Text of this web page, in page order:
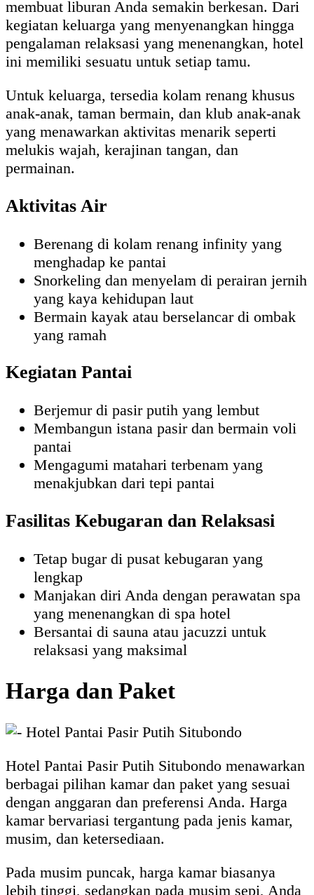
membuat liburan Anda semakin berkesan. Dari
kegiatan keluarga yang menyenangkan hingga
pengalaman relaksasi yang menenangkan, hotel
ini memiliki sesuatu untuk setiap tamu.
Untuk keluarga, tersedia kolam renang khusus
anak-anak, taman bermain, dan klub anak-anak
yang menawarkan aktivitas menarik seperti
melukis wajah, kerajinan tangan, dan
permainan.
Aktivitas Air
Berenang di kolam renang infinity yang
menghadap ke pantai
Snorkeling dan menyelam di perairan jernih
yang kaya kehidupan laut
Bermain kayak atau berselancar di ombak
yang ramah
Kegiatan Pantai
Berjemur di pasir putih yang lembut
Membangun istana pasir dan bermain voli
pantai
Mengagumi matahari terbenam yang
menakjubkan dari tepi pantai
Fasilitas Kebugaran dan Relaksasi
Tetap bugar di pusat kebugaran yang
lengkap
Manjakan diri Anda dengan perawatan spa
yang menenangkan di spa hotel
Bersantai di sauna atau jacuzzi untuk
relaksasi yang maksimal
Harga dan Paket
Hotel Pantai Pasir Putih Situbondo menawarkan
berbagai pilihan kamar dan paket yang sesuai
dengan anggaran dan preferensi Anda. Harga
kamar bervariasi tergantung pada jenis kamar,
musim, dan ketersediaan.
Pada musim puncak, harga kamar biasanya
lebih tinggi, sedangkan pada musim sepi, Anda